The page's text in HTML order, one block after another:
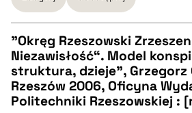
pobierz cytat
CZYSTY TEKST
pobierz cytat
"Okręg Rzeszowski
Niezawisłość“. Model
struktura, dzieje", Grzegorz
Rzeszów 2006, Oficyna
Politechniki Rzeszowskiej :